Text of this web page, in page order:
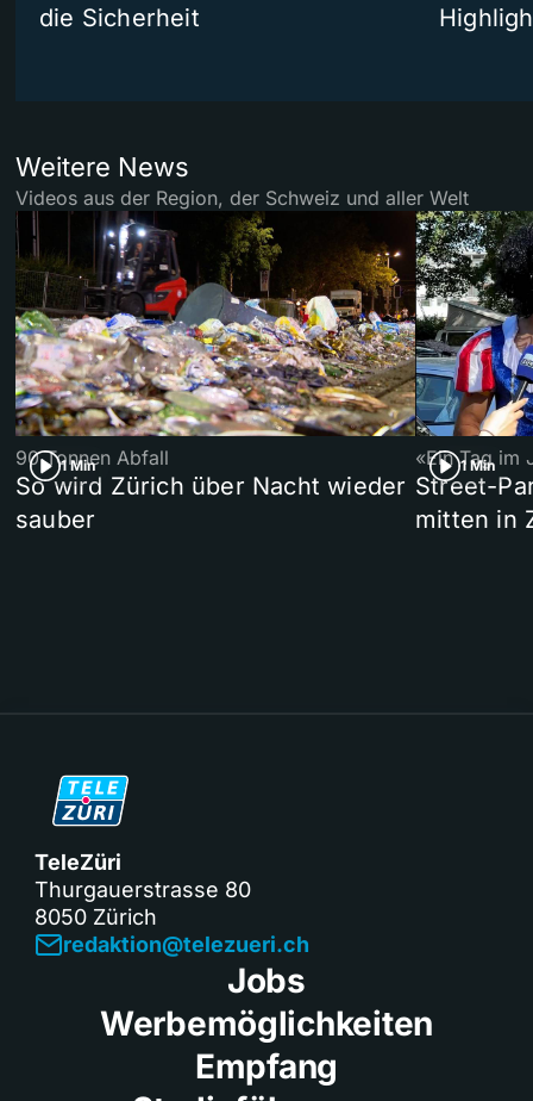
die Sicherheit
Weitere News
Videos aus der Region, der Schweiz und aller Welt
1 Min
90 Tonnen Abfall
So wird Zürich über Nacht wieder
sauber
1 Min
«Ein Tag im
Street-
mitten in
TeleZüri
Thurgauerstrasse 80
8050 Zürich
redaktion@telezueri.ch
Jobs
Werbemöglichkeiten
Empfang